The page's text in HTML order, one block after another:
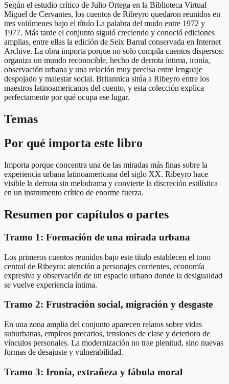
Según el estudio crítico de Julio Ortega en la Biblioteca Virtual
Miguel de Cervantes, los cuentos de Ribeyro quedaron reunidos en
tres volúmenes bajo el título La palabra del mudo entre 1972 y
1977. Más tarde el conjunto siguió creciendo y conoció ediciones
amplias, entre ellas la edición de Seix Barral conservada en Internet
Archive. La obra importa porque no solo compila cuentos dispersos:
organiza un mundo reconocible, hecho de derrota íntima, ironía,
observación urbana y una relación muy precisa entre lenguaje
despojado y malestar social. Britannica sitúa a Ribeyro entre los
maestros latinoamericanos del cuento, y esta colección explica
perfectamente por qué ocupa ese lugar.
Temas
Por qué importa este libro
Importa porque concentra una de las miradas más finas sobre la
experiencia urbana latinoamericana del siglo XX. Ribeyro hace
visible la derrota sin melodrama y convierte la discreción estilística
en un instrumento crítico de enorme fuerza.
Resumen por capítulos o partes
Tramo 1: Formación de una mirada urbana
Los primeros cuentos reunidos bajo este título establecen el tono
central de Ribeyro: atención a personajes corrientes, economía
expresiva y observación de un espacio urbano donde la desigualdad
se vuelve experiencia íntima.
Tramo 2: Frustración social, migración y desgaste
En una zona amplia del conjunto aparecen relatos sobre vidas
suburbanas, empleos precarios, tensiones de clase y deterioro de
vínculos personales. La modernización no trae plenitud, sino nuevas
formas de desajuste y vulnerabilidad.
Tramo 3: Ironía, extrañeza y fábula moral